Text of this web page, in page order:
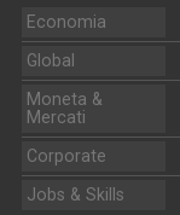
Economia
Global
Moneta &
Mercati
Corporate
Jobs & Skills